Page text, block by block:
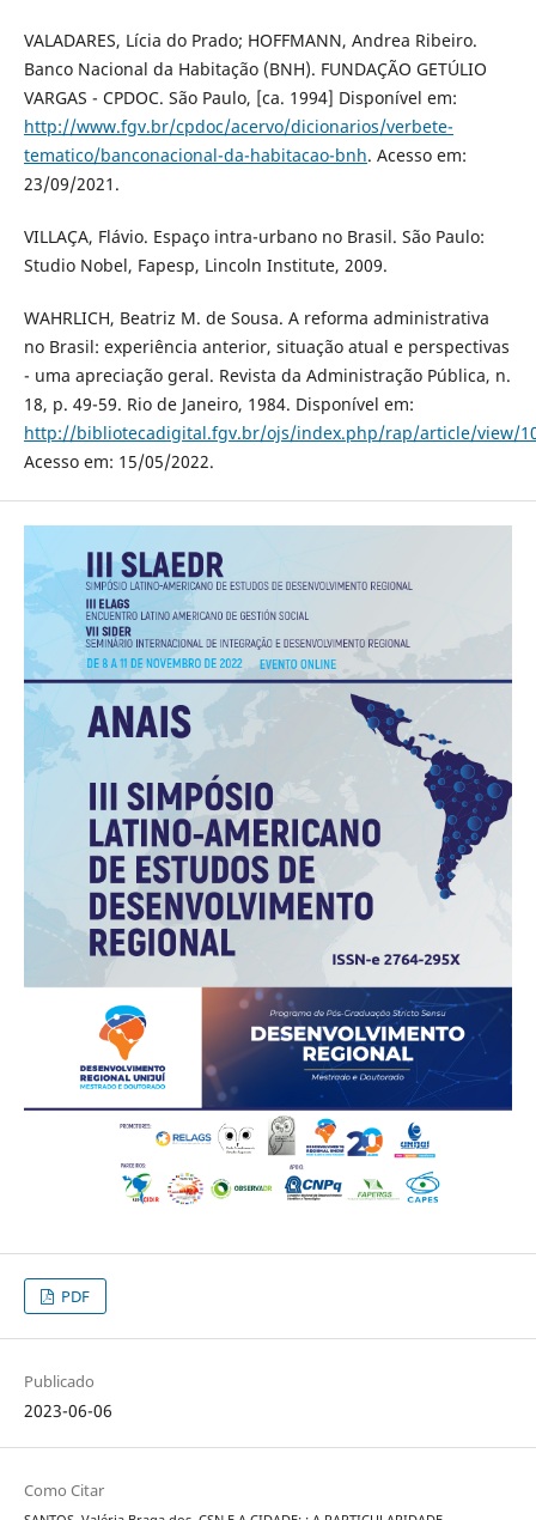
VALADARES, Lícia do Prado; HOFFMANN, Andrea Ribeiro.
Banco Nacional da Habitação (BNH). FUNDAÇÃO GETÚLIO
VARGAS - CPDOC. São Paulo, [ca. 1994] Disponível em:
http://www.fgv.br/cpdoc/acervo/dicionarios/verbete-
tematico/banconacional-da-habitacao-bnh. Acesso em:
23/09/2021.
VILLAÇA, Flávio. Espaço intra-urbano no Brasil. São Paulo:
Studio Nobel, Fapesp, Lincoln Institute, 2009.
WAHRLICH, Beatriz M. de Sousa. A reforma administrativa
no Brasil: experiência anterior, situação atual e perspectivas
- uma apreciação geral. Revista da Administração Pública, n.
18, p. 49-59. Rio de Janeiro, 1984. Disponível em:
http://bibliotecadigital.fgv.br/ojs/index.php/rap/article/view/
Acesso em: 15/05/2022.
PDF
Publicado
2023-06-06
Como Citar